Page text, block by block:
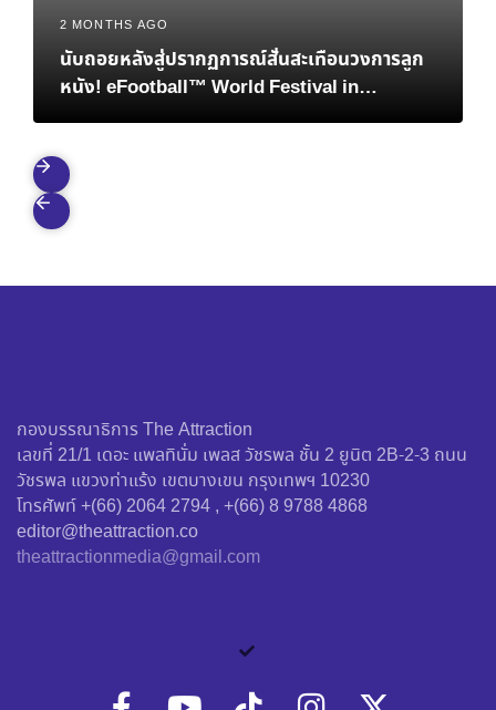
2 MONTHS AGO
นับถอยหลังสู่ปรากฏการณ์สั่นสะเทือนวงการลูก
หนัง! eFootball™ World Festival in
กองบรรณาธิการ The Attraction
เลขที่ 21/1 เดอะ แพลทินั่ม เพลส วัชรพล ชั้น 2 ยูนิต 2B-2-3 ถนน
วัชรพล แขวงท่าแร้ง เขตบางเขน กรุงเทพฯ 10230
โทรศัพท์ +(66) 2064 2794 , +(66) 8 9788 4868
editor@theattraction.co
theattractionmedia@gmail.com